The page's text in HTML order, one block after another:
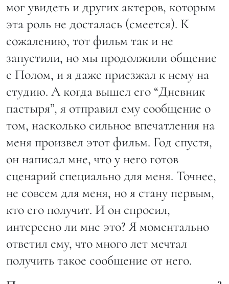
мог увидеть и других актеров, которым
эта роль не досталась (смеется). К
сожалению, тот фильм так и не
запустили, но мы продолжили общение
с Полом, и я даже приезжал к нему на
студию. А когда вышел его “Дневник
пастыря”, я отправил ему сообщение о
том, насколько сильное впечатления на
меня произвел этот фильм. Год спустя,
он написал мне, что у него готов
сценарий специально для меня. Точнее,
не совсем для меня, но я стану первым,
кто его получит. И он спросил,
интересно ли мне это? Я моментально
ответил ему, что много лет мечтал
получить такое сообщение от него.